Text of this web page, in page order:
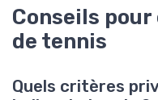
Conseils
de tennis
Quels critères